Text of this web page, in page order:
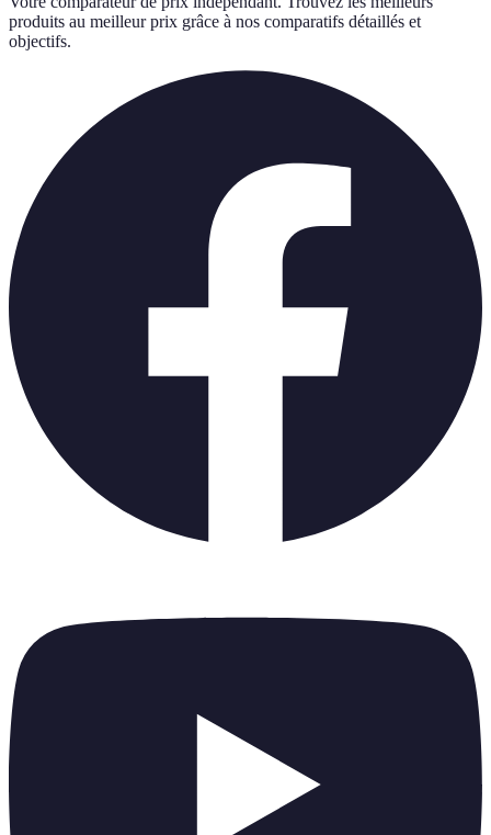
produits au meilleur prix grâce à nos comparatifs détaillés et
objectifs.